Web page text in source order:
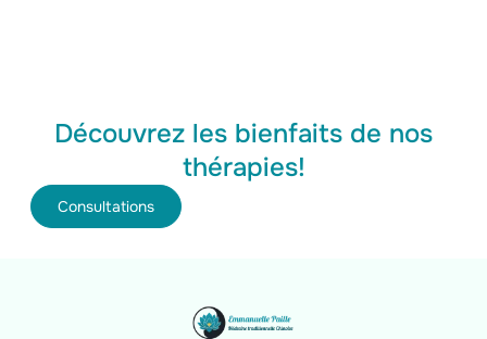
Découvrez les bienfaits de nos
thérapies!
Consultations